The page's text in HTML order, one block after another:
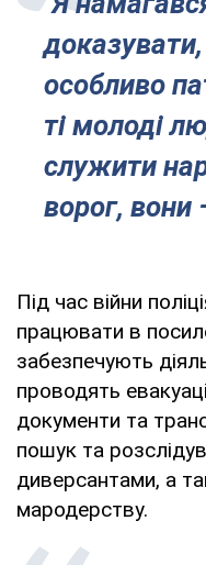
особливо
ті молоді
служити
ворог, вони
Під час війни
працювати в
забезпечують
проводять
документи та
пошук та
диверсантами, а
мародерству.